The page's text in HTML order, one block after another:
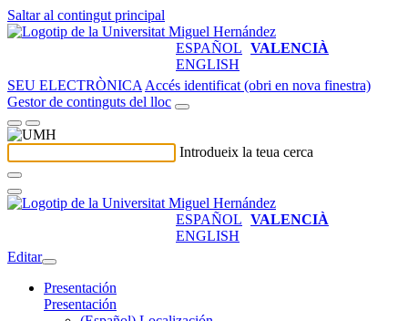
Saltar al contingut principal
ESPAÑOL VALENCIÀ
ENGLISH
SEU ELECTRÒNICA Accés identificat (obri en nova finestra)
Gestor de continguts del lloc
Introdueix la teua cerca
ESPAÑOL VALENCIÀ
ENGLISH
Editar
Presentación
Presentación